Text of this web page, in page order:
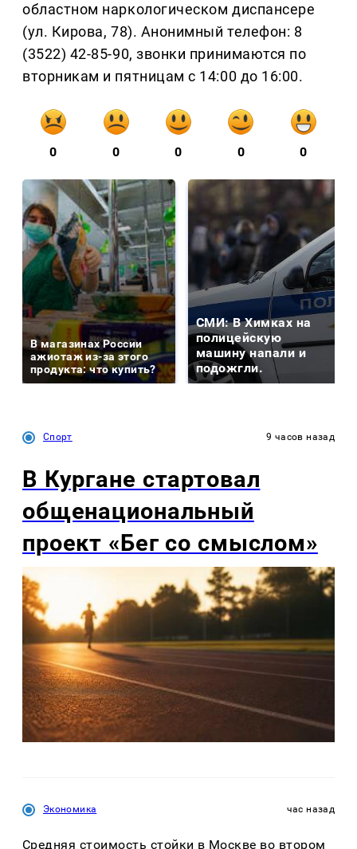
областном наркологическом диспансере
(ул. Кирова, 78). Анонимный телефон: 8
(3522) 42-85-90, звонки принимаются по
вторникам и пятницам с 14:00 до 16:00.
0 0 0 0 0
В магазинах России
ажиотаж из-за этого
продукта: что купить?
СМИ: В Химках на
полицейскую
машину напали и
подожгли.
Спорт 9 часов назад
В Кургане стартовал
общенациональный
проект «Бег со смыслом»
Экономика час назад
Средняя стоимость стойки в Москве во втором